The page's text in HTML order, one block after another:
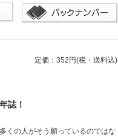
定価：352円(税・送料込)
誌！
くの人がそう願っているのではな